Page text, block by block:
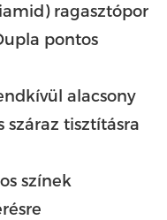
ragasztópor
pontos
alacsony
száraz tisztításra
színek